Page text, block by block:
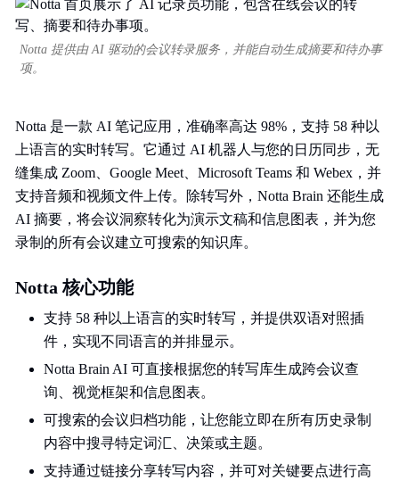
Notta 提供由 AI 驱动的会议转录服务，并能自动生成摘要和待办事
项。
Notta 是一款 AI 笔记应用，准确率高达 98%，支持 58 种以
上语言的实时转写。它通过 AI 机器人与您的日历同步，无
缝集成 Zoom、Google Meet、Microsoft Teams 和 Webex，并
支持音频和视频文件上传。除转写外，Notta Brain 还能生成
AI 摘要，将会议洞察转化为演示文稿和信息图表，并为您
录制的所有会议建立可搜索的知识库。
Notta 核心功能
支持 58 种以上语言的实时转写，并提供双语对照插
件，实现不同语言的并排显示。
Notta Brain AI 可直接根据您的转写库生成跨会议查
询、视觉框架和信息图表。
可搜索的会议归档功能，让您能立即在所有历史录制
内容中搜寻特定词汇、决策或主题。
支持通过链接分享转写内容，并可对关键要点进行高